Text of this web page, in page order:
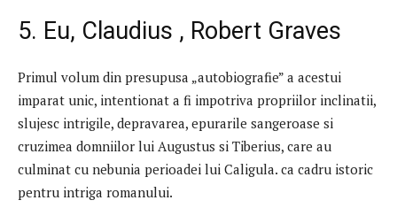
5. Eu, Claudius , Robert Graves
Primul volum din presupusa „autobiografie” a acestui
imparat unic, intentionat a fi impotriva propriilor inclinatii,
slujesc intrigile, depravarea, epurarile sangeroase si
cruzimea domniilor lui Augustus si Tiberius, care au
culminat cu nebunia perioadei lui Caligula. ca cadru istoric
pentru intriga romanului.